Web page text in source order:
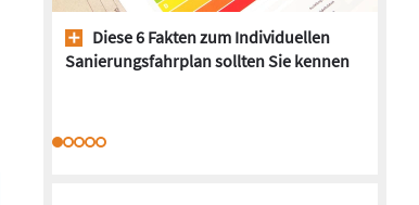
Diese 6 Fakten zum Individuellen
Sanierungsfahrplan sollten Sie kennen